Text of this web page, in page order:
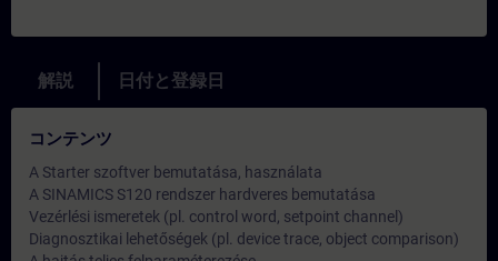
解説 日付と登録日
コンテンツ
A Starter szoftver bemutatása, használata
A SINAMICS S120 rendszer hardveres bemutatása
Vezérlési ismeretek (pl. control word, setpoint channel)
Diagnosztikai lehetőségek (pl. device trace, object comparison)